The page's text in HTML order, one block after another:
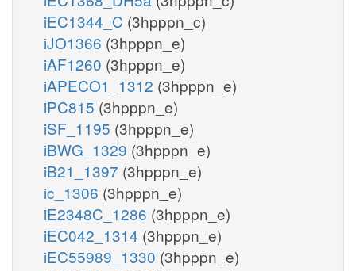
iEC1344_C (3hpppn_c)
iJO1366 (3hpppn_e)
iAF1260 (3hpppn_e)
iAPECO1_1312 (3hpppn_e)
iPC815 (3hpppn_e)
iSF_1195 (3hpppn_e)
iBWG_1329 (3hpppn_e)
iB21_1397 (3hpppn_e)
ic_1306 (3hpppn_e)
iE2348C_1286 (3hpppn_e)
iEC042_1314 (3hpppn_e)
iEC55989_1330 (3hpppn_e)